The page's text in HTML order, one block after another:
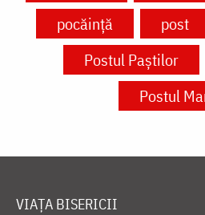
pocăință
post
Postul Paștilor
Postul
VIAȚA BISERICII